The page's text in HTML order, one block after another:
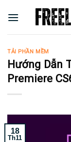
TẢI PHẦN MỀM
Hướng Dẫn
Premiere
18
Th11